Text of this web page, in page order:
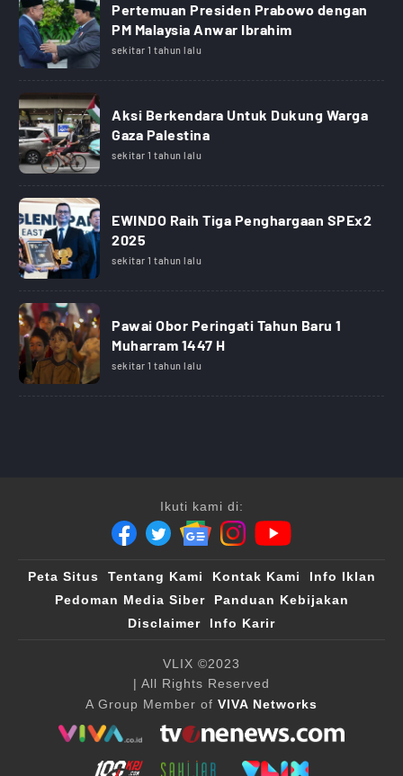
Pertemuan Presiden Prabowo dengan
PM Malaysia Anwar Ibrahim
sekitar 1 tahun lalu
Aksi Berkendara Untuk Dukung Warga
Gaza Palestina
sekitar 1 tahun lalu
EWINDO Raih Tiga Penghargaan SPEx2
2025
sekitar 1 tahun lalu
Pawai Obor Peringati Tahun Baru 1
Muharram 1447 H
sekitar 1 tahun lalu
Ikuti kami di:
Peta Situs Tentang Kami Kontak Kami
Info Iklan
Pedoman Media Siber
Panduan Kebijakan
Disclaimer
Info Karir
VLIX ©2023
| All Rights Reserved
A Group Member of VIVA Networks